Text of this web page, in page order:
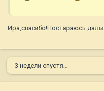
Ира,спасибо!Постараюсь
3 недели спустя...